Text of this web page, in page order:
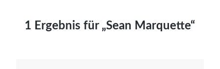
1 Ergebnis für „Sean Marquette“